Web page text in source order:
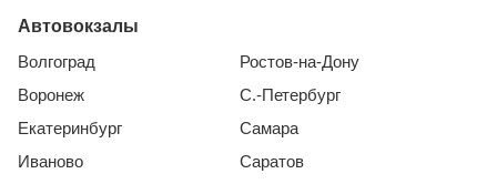
Автовокзалы
Волгоград
Воронеж
Екатеринбург
Иваново
Ростов-на-Дону
С.-Петербург
Самара
Саратов